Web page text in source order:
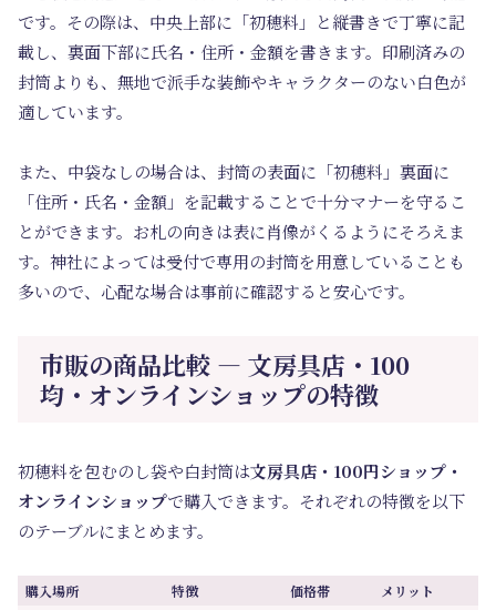
です。その際は、中央上部に「初穂料」と縦書きで丁寧に記
載し、裏面下部に氏名・住所・金額を書きます。印刷済みの
封筒よりも、無地で派手な装飾やキャラクターのない白色が
適しています。
また、中袋なしの場合は、封筒の表面に「初穂料」裏面に
「住所・氏名・金額」を記載することで十分マナーを守るこ
とができます。お札の向きは表に肖像がくるようにそろえま
す。神社によっては受付で専用の封筒を用意していることも
多いので、心配な場合は事前に確認すると安心です。
市販の商品比較 ― 文房具店・100
均・オンラインショップの特徴
初穂料を包むのし袋や白封筒は文房具店・100円ショップ・
オンラインショップで購入できます。それぞれの特徴を以下
のテーブルにまとめます。
購入場所 特徴 価格帯 メリット